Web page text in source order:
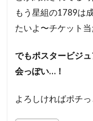
もう星組の1789は
たいよ〜チケット
でもポスタービジ
会っぽい…！
よろしければポチっ